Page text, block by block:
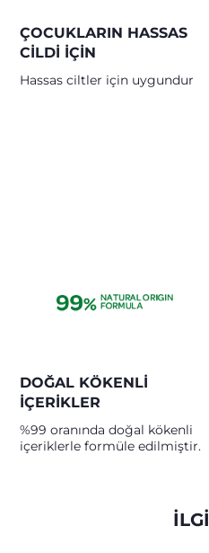
ÇOCUKLARIN HASSAS
CILDI IÇIN
Hassas ciltler için uygundur
DOĞAL KÖKENLİ
İÇERİKLER
%99 oranında doğal kökenli
içeriklerle formüle edilmiştir.